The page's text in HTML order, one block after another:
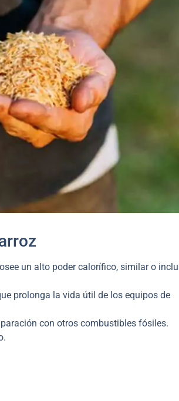
un alto poder calorífico, similar o
prolonga la vida útil de los equipos de
con otros combustibles fósiles.